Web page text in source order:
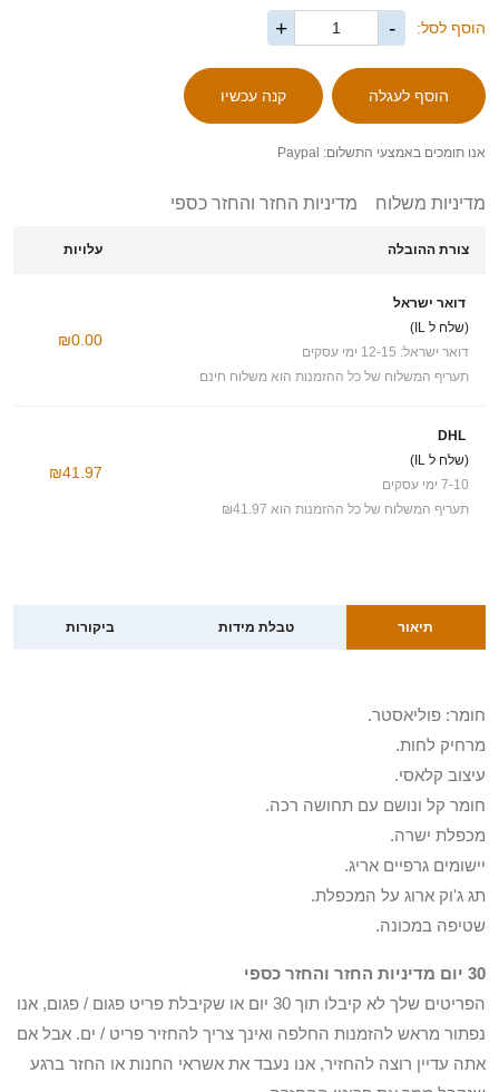
הוסף לסל: -
+
אנו תומכים באמצעי התשלום: Paypal
מדיניות משלוח מדיניות החזר והחזר כספי
צורת ההובלה עלויות
דואר ישראל
(שלח ל IL)
דואר ישראל: 12-15 ימי עסקים
תעריף המשלוח של כל ההזמנות הוא משלוח חינם
₪0.00
DHL
(שלח ל IL)
7-10 ימי עסקים
תעריף המשלוח של כל ההזמנות הוא ₪41.97
₪41.97
תיאור טבלת מידות ביקורות
חומר: פוליאסטר.
מרחיק לחות.
עיצוב קלאסי.
חומר קל ונושם עם תחושה רכה.
מכפלת ישרה.
יישומים גרפיים אריג.
תג ג'וק ארוג על המכפלת.
שטיפה במכונה.
30 יום מדיניות החזר והחזר כספי
הפריטים שלך לא קיבלו תוך 30 יום או שקיבלת פריט פגום / פגום, אנו
נפתור מראש להזמנות החלפה ואינך צריך להחזיר פריט / ים. אבל אם
אתה עדיין רוצה להחזיר, אנו נעבד את אשראי החנות או החזר ברגע